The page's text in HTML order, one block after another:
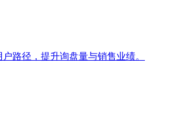
路径，提升询盘量与销售业绩。